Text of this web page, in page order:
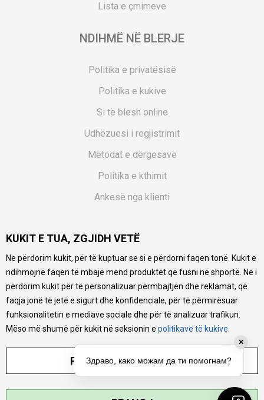
Lista e çmimeve
NDIHMË NË BLERJE
Politika e privatësisë
Politika e kukive
Si të blesh online
Udhëzuesi i regjistrimit
Metodat e dërgesave
Politika e kthimit
Ankesë nga klienti
Pyetjet më të shpeshta
Ne bëjmë çmos që të ofrojmë një përshkrim sa më të saktë
të produkteve tona, ofrojmë edhe foto e çmimin, por nuk
mund të garantojmë që informacioni është i plotë e pa
gabime. Të gjitha produktet janë pjesë e portfolios sonë, por
kjo nuk do të thotë se janë në gjendje në çdo çast.
KUKIT E TUA, ZGJIDH VETË
Ne përdorim kukit, për të kuptuar se si e përdorni faqen tonë. Kukit e
ndihmojnë faqen të mbajë mend produktet që fusni në shportë. Ne i
përdorim kukit për të personalizuar përmbajtjen dhe reklamat, që
faqja jonë të jetë e sigurt dhe konfidenciale, për të përmirësuar
funksionalitetin e mediave sociale dhe për të analizuar trafikun.
Mëso më shumë për kukit në seksionin e politikave të kukive
RREGULLO PARAMETRAT
✕
Здраво, како можам да ти помогнам?